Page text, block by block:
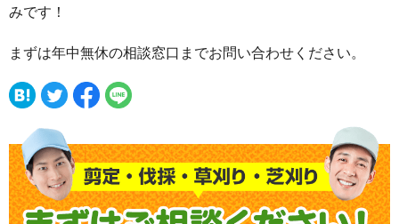
みです！
まずは年中無休の相談窓口までお問い合わせください。